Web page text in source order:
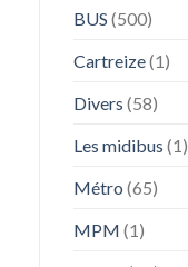
BUS (500)
Cartreize(1)
Divers (58)
Les midibus (1)
Métro (65)
MPM (1)